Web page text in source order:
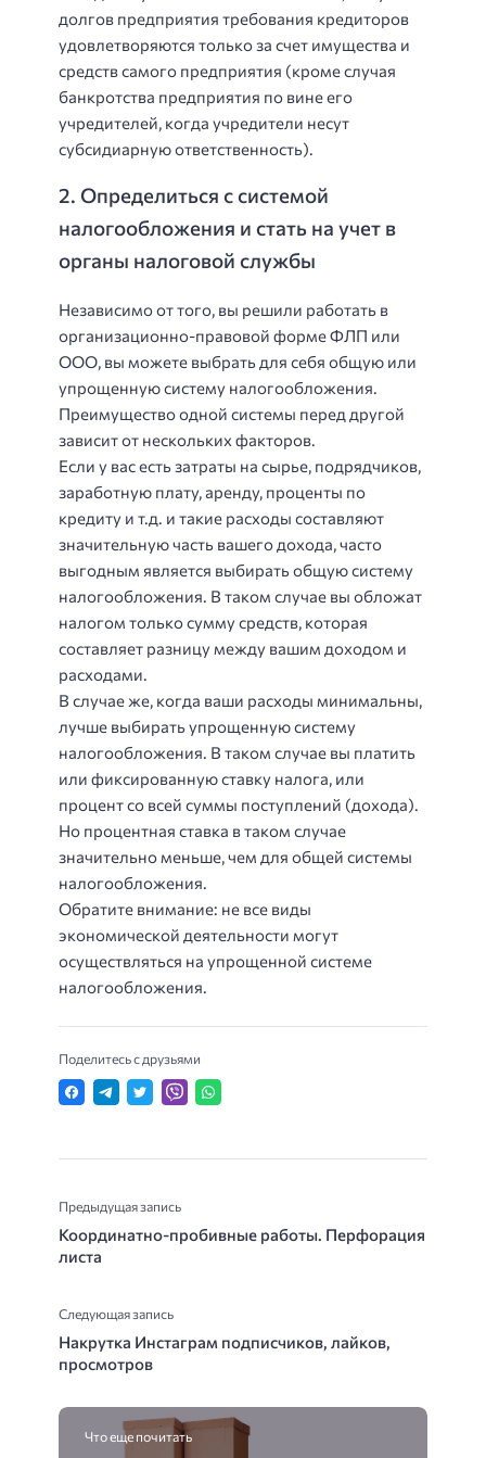
долгов предприятия требования кредиторов
удовлетворяются только за счет имущества и
средств самого предприятия (кроме случая
банкротства предприятия по вине его
учредителей, когда учредители несут
субсидиарную ответственность).
2. Определиться с системой
налогообложения и стать на учет в
органы налоговой службы
Независимо от того, вы решили работать в
организационно-правовой форме ФЛП или
ООО, вы можете выбрать для себя общую или
упрощенную систему налогообложения.
Преимущество одной системы перед другой
зависит от нескольких факторов.
Если у вас есть затраты на сырье, подрядчиков,
заработную плату, аренду, проценты по
кредиту и т.д. и такие расходы составляют
значительную часть вашего дохода, часто
выгодным является выбирать общую систему
налогообложения. В таком случае вы обложат
налогом только сумму средств, которая
составляет разницу между вашим доходом и
расходами.
В случае же, когда ваши расходы минимальны,
лучше выбирать упрощенную систему
налогообложения. В таком случае вы платить
или фиксированную ставку налога, или
процент со всей суммы поступлений (дохода).
Но процентная ставка в таком случае
значительно меньше, чем для общей системы
налогообложения.
Обратите внимание: не все виды
экономической деятельности могут
осуществляться на упрощенной системе
налогообложения.
Поделитесь с друзьями
Предыдущая запись
Координатно-пробивные работы. Перфорация
листа
Следующая запись
Накрутка Инстаграм подписчиков, лайков,
просмотров
Что еще почитать